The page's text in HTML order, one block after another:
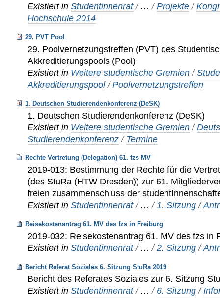
Existiert in Studentinnenrat / …/Projekte /
Hochschule 2014
29. PVT Pool
29. Poolvernetzungstreffen (PVT) des
Akkreditierungspools (Pool)
Existiert in Weitere studentische Gremien /
Akkreditierungspool /Poolvernetzungstreffen
1. Deutschen Studierendenkonferenz (DeSK)
1. Deutschen Studierendenkonferenz (DeSK)
Existiert in Weitere studentische Gremien /
Studierendenkonferenz / Termine
Rechte Vertretung (Delegation) 61. fzs MV
2019-013: Bestimmung der Rechte für die
(des StuRa (HTW Dresden)) zur 61.
freien zusammenschluss der
Existiert in Studentinnenrat / …/1. Sitzung /
Reisekostenantrag 61. MV des fzs in Freiburg
2019-032: Reisekostenantrag 61. MV des fzs in
Existiert in Studentinnenrat / …/2. Sitzung /
Bericht Referat Soziales 6. Sitzung StuRa 2019
Bericht des Referates Soziales zur 6. Sitzung
Existiert in Studentinnenrat / …/ 6. Sitzung /